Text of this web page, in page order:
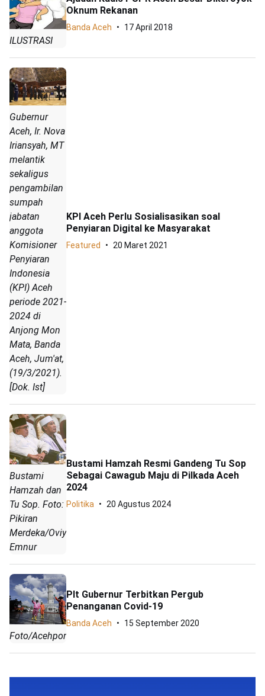
ILUSTRASI
Oknum Rekanan
Banda Aceh 17 April 2018
Gubernur
Aceh, Ir. Nova
Iriansyah, MT
melantik
sekaligus
pengambilan
sumpah
jabatan
anggota
Komisioner
Penyiaran
Indonesia
(KPI) Aceh
periode 2021-
2024 di
Anjong Mon
Mata, Banda
Aceh, Jum'at,
(19/3/2021).
[Dok. Ist]
KPI Aceh Perlu Sosialisasikan soal
Penyiaran Digital ke Masyarakat
Featured 20 Maret 2021
Bustami
Hamzah dan
Tu Sop. Foto:
Pikiran
Merdeka/Oviyandi
Emnur
Bustami Hamzah Resmi Gandeng Tu Sop
Sebagai Cawagub Maju di Pilkada Aceh
2024
Politika 20 Agustus 2024
Foto/Acehportal
Plt Gubernur Terbitkan Pergub
Penanganan Covid-19
Banda Aceh 15 September 2020